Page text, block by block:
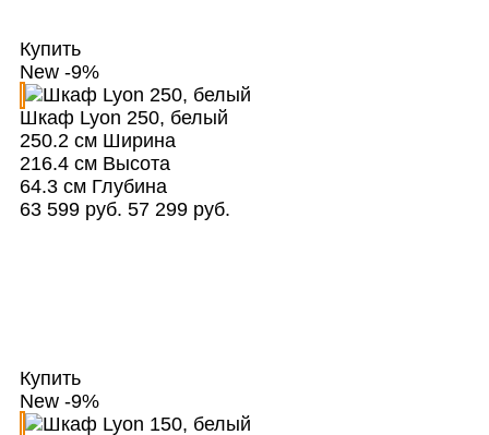
Купить
New -9%
Шкаф Lyon 250, белый
250.2 смШирина
216.4 смВысота
64.3 смГлубина
63 599 руб. 57 299 руб.
Купить
New -9%